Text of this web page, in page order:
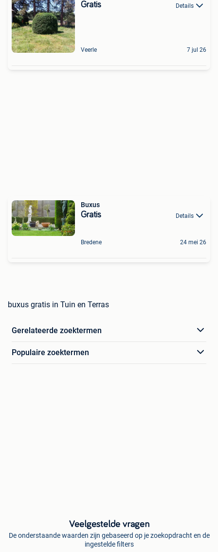
Gratis Details
Veerle 7 jul 26
Buxus
Gratis Details
Bredene 24 mei 26
buxus gratis in Tuin en Terras
Gerelateerde zoektermen
Populaire zoektermen
Veelgestelde vragen
De onderstaande waarden zijn gebaseerd op je zoekopdracht en de
ingestelde filters